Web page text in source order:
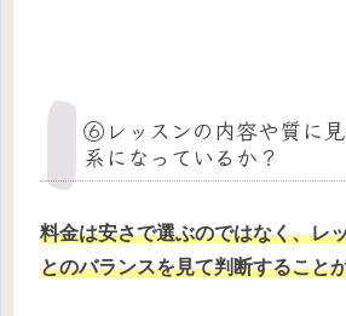
⑥レッスンの内容や質に
系になっているか？
料金は安さで選ぶのではなく、レ
とのバランスを見て判断すること